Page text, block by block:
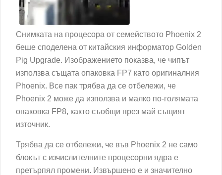
Снимката на процесора от семейството Phoenix 2
беше споделена от китайския информатор Golden
Pig Upgrade. Изображението показва, че чипът
използва същата опаковка FP7 като оригиналния
Phoenix. Все пак трябва да се отбележи, че
Phoenix 2 може да използва и малко по-голямата
опаковка FP8, както съобщи през май същият
източник.
Трябва да се отбележи, че във Phoenix 2 не само
блокът с изчислителните процесорни ядра е
претърпял промени. Извършено е и значително